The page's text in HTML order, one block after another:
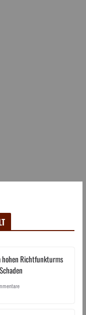
hohen Richtfunkturms